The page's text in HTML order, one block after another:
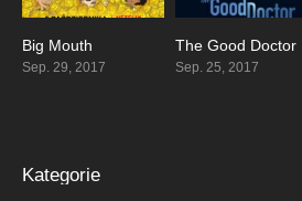
Big Mouth
Sep. 29, 2017
8.526
The Good Doctor
Sep. 25, 2017
Kategorie